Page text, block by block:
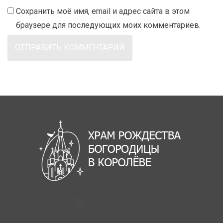
Сохранить моё имя, email и адрес сайта в этом
браузере для последующих моих комментариев.